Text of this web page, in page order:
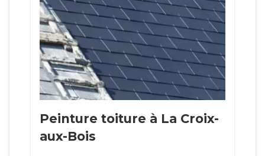
Peinture toiture à La Croix-
aux-Bois